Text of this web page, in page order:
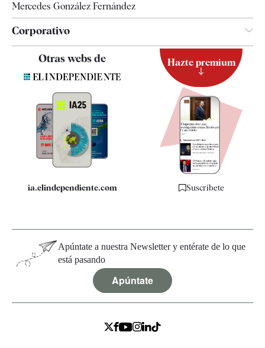
Mercedes González Fernández
Corporativo
Contacto
Quiénes somos
Especificaciones
Otras webs de
ia.elindependiente.com
Hazte premium
Suscríbete
Apúntate a nuestra Newsletter y entérate de lo que
está pasando
Apúntate